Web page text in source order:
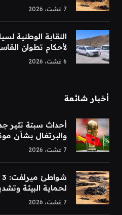
7 غشت، 2026
النقابة الوطنية
لأحكام تطوان القاسية
6 غشت، 2026
أخبار شائعة
أحداث سبتة تثير
والبرتغال بشأن
7 غشت، 2026
لحماية البيئة
7 غشت، 2026